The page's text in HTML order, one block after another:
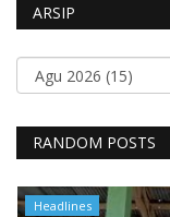
ARSIP
RANDOM POSTS
Headlines